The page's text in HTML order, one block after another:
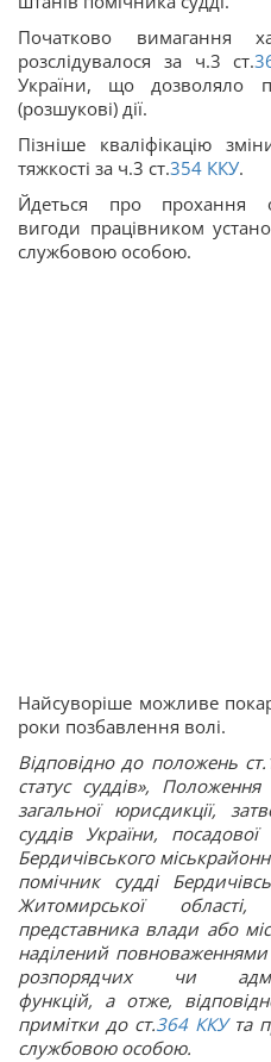
Початково вимагання
розслідувалося за ч.3 ст.
України, що дозволяло
(розшукові) дії.
Пізніше кваліфікацію
тяжкості за ч.3 ст.354 ККУ.
Йдеться про прохання
вигоди працівником
службовою особою.
Найсуворіше можливе
роки позбавлення волі.
Відповідно до положень
статус суддів»,
загальної юрисдикції,
суддів України, посадової
Бердичівського
помічник судді
Житомирської
представника влади або
наділений повноваженнями
розпорядчих чи
функцій, а отже,
примітки до ст.364 ККУта
службовою особою.